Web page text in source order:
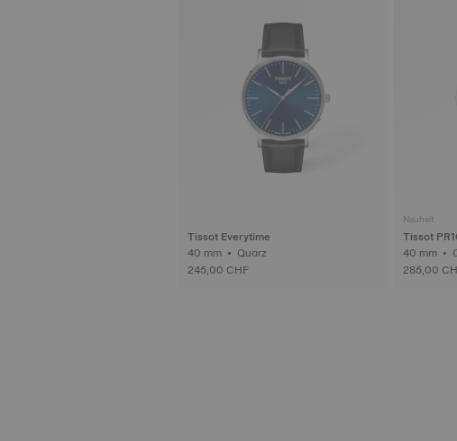
Tissot Everytime
40 mm • Quarz
245,00 CHF
Neuheit
Tissot
285,00